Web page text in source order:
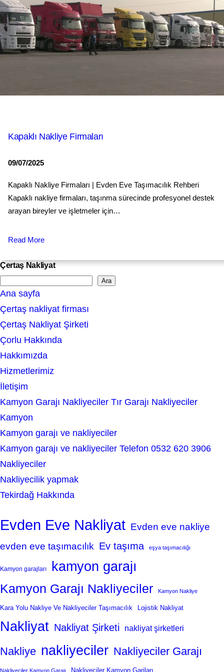
Kapaklı Nakliye Firmaları
09/07/2025
Kapaklı Nakliye Firmaları | Evden Eve Taşımacılık Rehberi
Kapaklı nakliye firmaları, taşınma sürecinde profesyonel destek
arayan bireyler ve işletmeler için…
Read More
Çertaş Nakliyat
e
a
r
c
h
Ara
Ana sayfa
Çertaş nakliyat firması
Çertaş Nakliyat Şirketi
Çorlu Hakkında
Hakkımızda
Hizmetlerimiz
İletişim
Kamyon Garajı Nakliyeciler Tır Garajı Nakliyeciler
Kamyon
Kamyon garajı ve nakliyeciler
Kamyon garajı ve nakliyeciler Telefon 0532 620 3906
Nakliyeciler
Nakliyecilik yapmak
Tekirdağ Hakkında
Evden Eve Nakliyat Evden eve nakliye
evden eve taşımacılık Ev taşıma eşya taşımacılığı
Kamyon garajları kamyon garajı
Kamyon Garajı Nakliyeciler Kamyon Nakliye
Kara Yolu Nakliye Ve Nakliyeciler Taşımacılık Lojistik Nakliyat
Nakliyat Nakliyat Şirketi nakliyat şirketleri
Nakliye nakliyeciler Nakliyeciler Garajı
Nakliyeciler Kamyon Garajı Nakliyeciler Kamyon Garjları